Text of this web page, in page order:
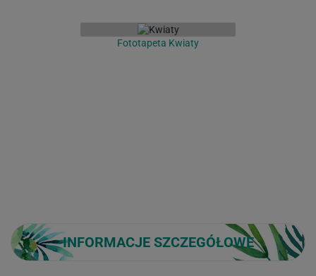
Fototapeta Kwiaty
INFORMACJE SZCZEGÓŁOWE